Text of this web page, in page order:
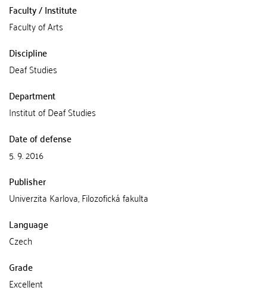
Faculty / Institute
Faculty of Arts
Discipline
Deaf Studies
Department
Institut of Deaf Studies
Date of defense
5. 9. 2016
Publisher
Univerzita Karlova, Filozofická fakulta
Language
Czech
Grade
Excellent